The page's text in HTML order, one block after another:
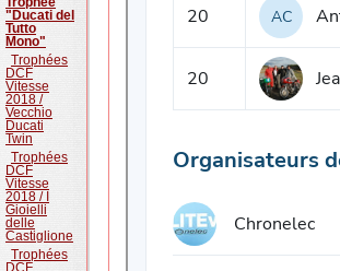
"Ducati del
Tutto
Mono"
Trophées
DCF
Vitesse
2018 /
Vecchio
Ducati
Twin
Trophées
DCF
Vitesse
2018 / I
Gioielli
delle
Castiglione
Trophées
DCF